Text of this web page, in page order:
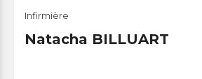
Infirmière
Natacha BILLUART